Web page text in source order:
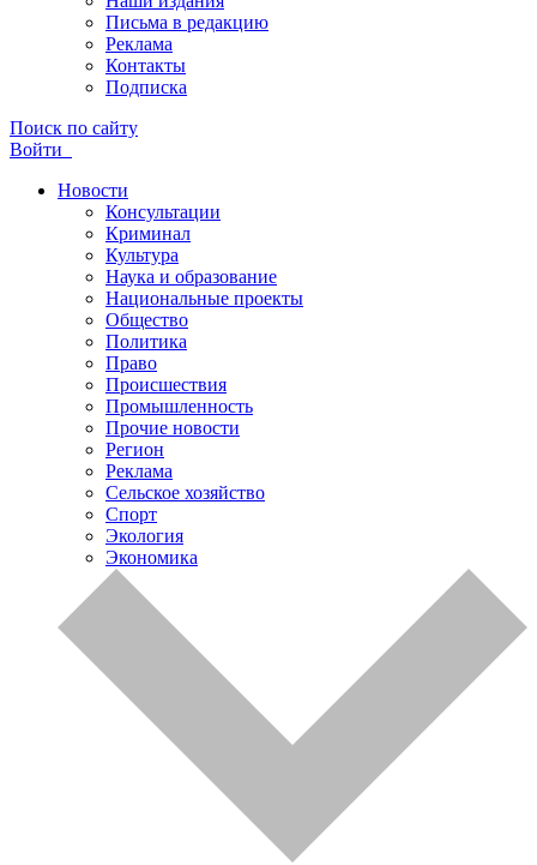
Письма в редакцию
Реклама
Контакты
Подписка
Поиск по сайту
Войти
Новости
Консультации
Криминал
Культура
Наука и образование
Национальные проекты
Общество
Политика
Право
Происшествия
Промышленность
Прочие новости
Регион
Реклама
Сельское хозяйство
Спорт
Экология
Экономика